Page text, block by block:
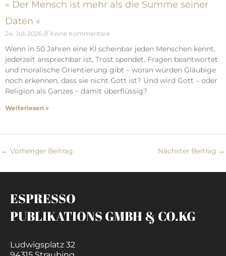
» Der Mensch ist mehr als die Summe seiner
Daten «
24. Juli 2026 Keine Kommentare
Wenn in 50 Jahren eine KI scheinbar jeden Menschen kennt,
jederzeit ansprechbar ist, Trost spendet, Fragen beantwortet
und moralische Orientierung gibt – woran würden Gläubige
noch erkennen, dass sie nicht Gott ist? Und wird Gott – oder
Religion als Ganzes – damit überflüssig?
Weiterlesen »
← Vorheriger Beitrag Nächster Beitrag →
ESPRESSO
PUBLIKATIONS GMBH & CO.KG
Ludwigsplatz 32